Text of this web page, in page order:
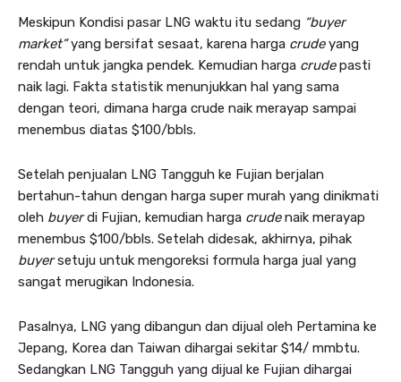
Meskipun Kondisi pasar LNG waktu itu sedang “buyer
market”yang bersifat sesaat, karena harga crudeyang
rendah untuk jangka pendek. Kemudian harga crudepasti
naik lagi. Fakta statistik menunjukkan hal yang sama
dengan teori, dimana harga crude naik merayap sampai
menembus diatas $100/bbls.
Setelah penjualan LNG Tangguh ke Fujian berjalan
bertahun-tahun dengan harga super murah yang dinikmati
oleh buyerdi Fujian, kemudian harga crudenaik merayap
menembus $100/bbls. Setelah didesak, akhirnya, pihak
buyersetuju untuk mengoreksi formula harga jual yang
sangat merugikan Indonesia.
Pasalnya, LNG yang dibangun dan dijual oleh Pertamina ke
Jepang, Korea dan Taiwan dihargai sekitar $14/ mmbtu.
Sedangkan LNG Tangguh yang dijual ke Fujian dihargai